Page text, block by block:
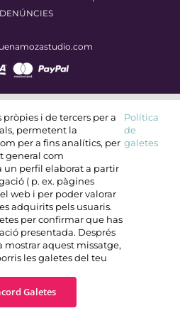
DENÚNCIES
pròpies i de tercers per a
permetent la
per a fins analítics, per
general com
un perfil elaborat a partir
( p. ex. pàgines
web i per poder valorar
adquirits pels usuaris.
per confirmar que has
presentada. Després
aquest missatge,
les galetes del teu
Política
de
galetes
Galetes